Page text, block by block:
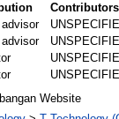
Contributors
Website